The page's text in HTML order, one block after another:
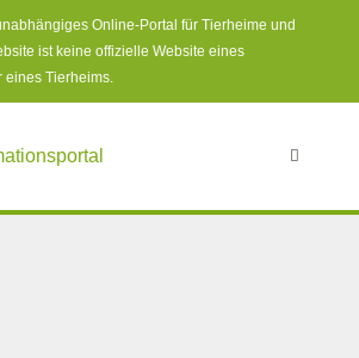
Online-Portal für Tierheime und
ist keine offizielle Website eines
eines Tierheims.